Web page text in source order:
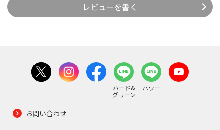
レビューを書く
ハード&
グリーン
パワー
お問い合わせ